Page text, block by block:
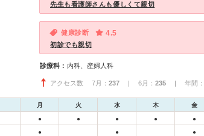
先生も看護師さんも優しくて親切
健康診断 4.5
初診でも親切
診療科： 内科、産婦人科
アクセス数 7月： 237 | 6月： 235 | 年間：
月 火 水 木 金
● ● ● ● ●
●
● ●